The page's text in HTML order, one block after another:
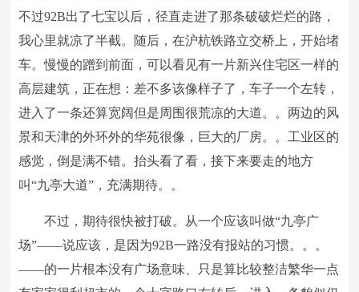
不过92B出了七宝以后，径直走进了那条破破烂烂的路，
我心里就凉了半截。随后，在沪杭铁路立交桥上，开始堵
车。慢慢的蹭到前面，可以看见有一片新兴住宅区一样的
高层建筑，正在想：差不多该像样子了，车子一个左转，
进入了一条还算宽阔但是周围很荒凉的大道。。两边的风
景和天津的外环外的华苑很像，巨大的厂房。。工业区的
感觉，倒是满不错。抬头看了看，接下来要走的地方
叫“九亭大道”，充满期待。。
不过，期待很快被打破。从一个应该叫做“九亭广
场”——说应该，是因为92B一路没有报站的习惯。。。
——的一片根本没有广场意味、只是算比较整洁繁华一点